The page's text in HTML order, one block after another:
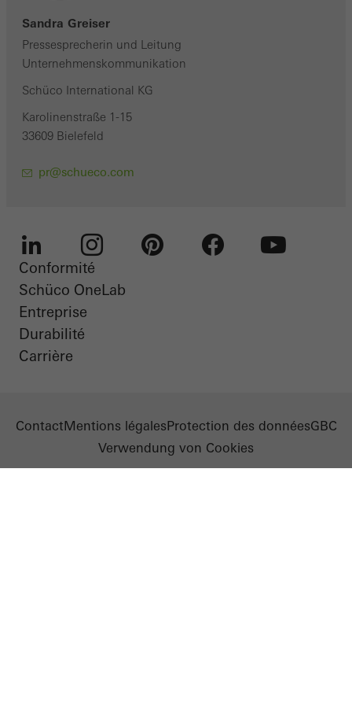
Sandra Greiser
Pressesprecherin und Leitung
Unternehmenskommunikation
Schüco International KG
Karolinenstraße 1-15
33609 Bielefeld
pr@schueco.com
LinkedIn Instagram
Conformité
Schüco OneLab
Entreprise
Durabilité
Carrière
ContactMentions légalesProtection des donnéesGBC
Verwendung von Cookies